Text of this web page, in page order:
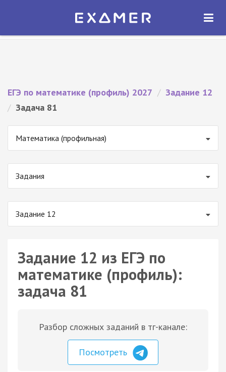
Экзамер — ЕГЭ 2027
ОТКРЫТЬ
ЕГЭ по математике (профиль) 2027 / Задание 12
/ Задача 81
Математика (профильная)
Задания
Задание 12
Задание 12 из ЕГЭ по
математике (профиль):
задача 81
Разбор сложных заданий в тг-канале:
Посмотреть